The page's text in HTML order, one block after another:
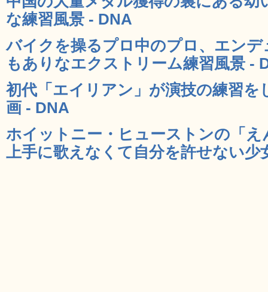
な練習風景 - DNA
バイクを操るプロ中のプロ、エン
もありなエクストリーム練習風景 -
初代「エイリアン」が演技の練習を
画 - DNA
ホイットニー・ヒューストンの「
上手に歌えなくて自分を許せない少